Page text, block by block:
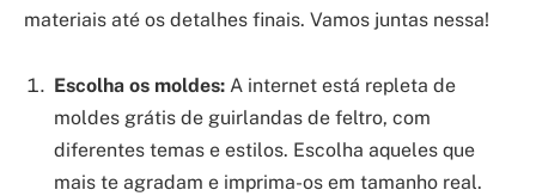
materiais até os detalhes finais. Vamos juntas nessa!
Escolha os moldes: A internet está repleta de
moldes grátis de guirlandas de feltro, com
diferentes temas e estilos. Escolha aqueles que
mais te agradam e imprima-os em tamanho real.